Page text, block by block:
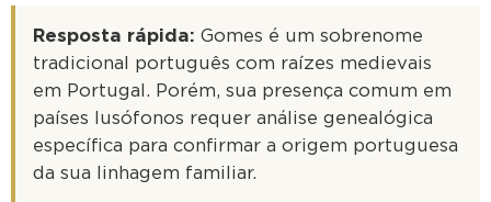
Resposta rápida: Gomes é um sobrenome
tradicional português com raízes medievais
em Portugal. Porém, sua presença comum em
países lusófonos requer análise genealógica
específica para confirmar a origem portuguesa
da sua linhagem familiar.